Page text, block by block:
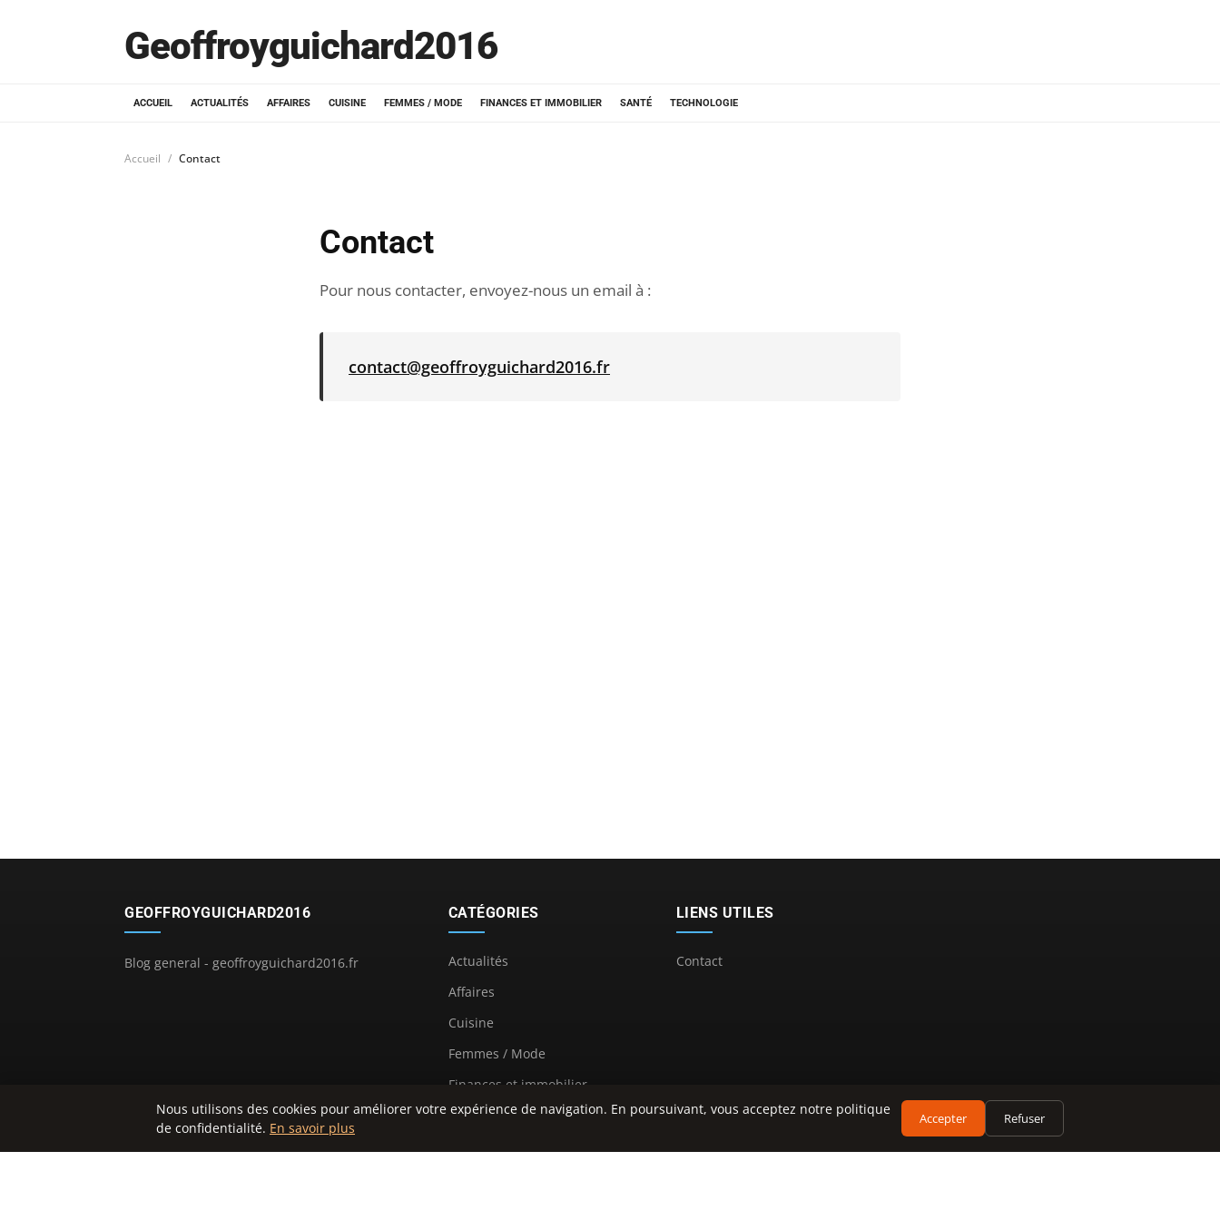
Geoffroyguichard2016
ACCUEIL ACTUALITÉS AFFAIRES CUISINE FEMMES / MODE FINANCES ET IMMOBILIER SANTÉ TECHNOLOGIE
Accueil Contact
Contact
Pour nous contacter, envoyez-nous un email à :
contact@geoffroyguichard2016.fr
GEOFFROYGUICHARD2016
Blog general - geoffroyguichard2016.fr
CATÉGORIES
Actualités
Affaires
Cuisine
Femmes / Mode
Finances et immobilier
Santé
LIENS UTILES
Contact
Nous utilisons des cookies pour améliorer votre expérience de navigation. En poursuivant, vous acceptez notre politique
de confidentialité. En savoir plus
Accepter Refuser